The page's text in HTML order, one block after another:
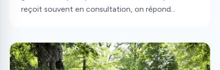
reçoit souvent en consultation, on répond
sont les plus santé? Quelle crème glacée devrait-
on privilégier?